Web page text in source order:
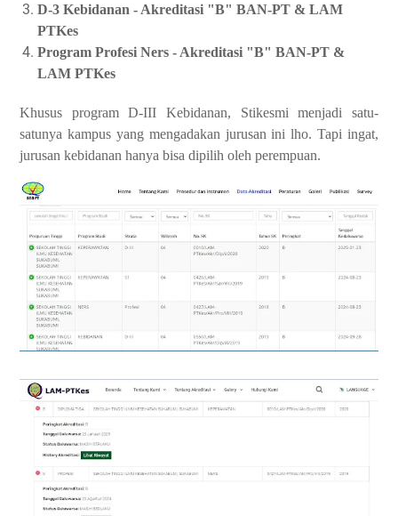
D-3 Kebidanan - Akreditasi "B" BAN-PT & LAM
PTKes
Program Profesi Ners - Akreditasi "B" BAN-PT &
LAM PTKes
Khusus program D-III Kebidanan, Stikesmi menjadi satu-
satunya kampus yang mengadakan jurusan ini lho. Tapi ingat,
jurusan kebidanan hanya bisa dipilih oleh perempuan.